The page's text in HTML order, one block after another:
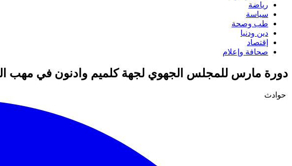
رياضة
سياسة
طب وصحة
دين ودنيا
إقتصاد
صحافة وإعلام
دورة مارس للمجلس الجهوي لجهة كلميم وادنون في مهب
حوادث